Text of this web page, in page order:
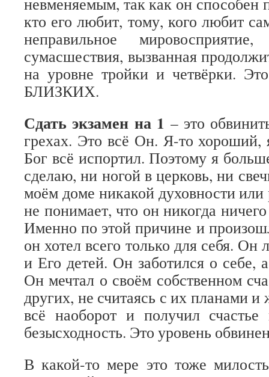
кто его любит, тому, кого любит
неправильное
сумасшествия, вызванная
на уровне тройки и четвёрки.
БЛИЗКИХ.
Сдать экзамен на 1 – это
грехах. Это всё Он. Я-то хороший,
Бог всё испортил. Поэтому я
сделаю, ни ногой в церковь, ни
моём доме никакой духовности
не понимает, что он никогда
Именно по этой причине и
он хотел всего только для себя. Он
и Его детей. Он заботился о
Он мечтал о своём собственном
других, не считаясь с их планами
всё наоборот и получил
безысходность. Это уровень
В какой-то мере это тоже